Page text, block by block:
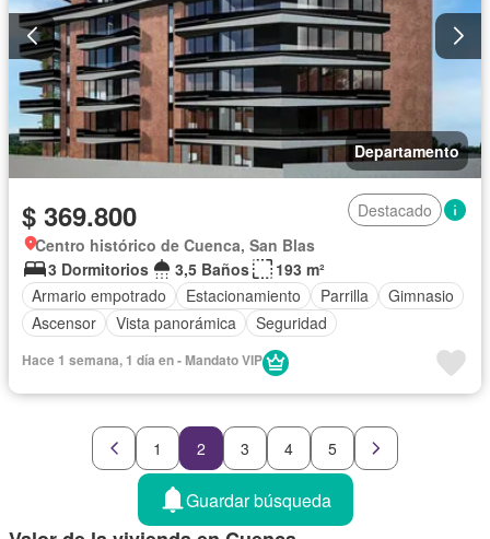
Departamento
$ 369.800
Destacado
Centro histórico de Cuenca, San Blas
3 Dormitorios
3,5 Baños
193 m²
Armario empotrado
Estacionamiento Parrilla
Gimnasio
Ascensor
Vista panorámica Seguridad
Hace 1 semana, 1 día en - Mandato VIP
1 2 3 4 5
Guardar búsqueda